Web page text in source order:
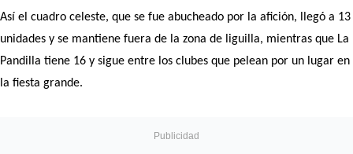
Así el cuadro celeste, que se fue abucheado por la afición, llegó a 13
unidades y se mantiene fuera de la zona de liguilla, mientras que La
Pandilla tiene 16 y sigue entre los clubes que pelean por un lugar en
la fiesta grande.